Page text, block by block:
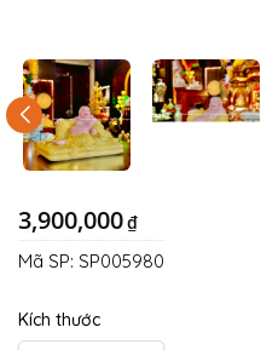
3,900,000₫
Kích thước
Mã SP: SP005980